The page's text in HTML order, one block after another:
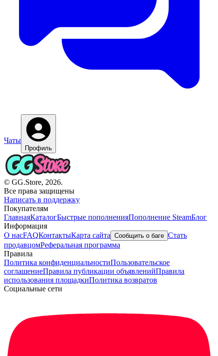
Чаты
Профиль
© GG.Store, 2026.
Все права защищены
Написать в поддержку
Покупателям
ГлавнаяКаталогБыстрые пополненияПополнение SteamБлог
Информация
О насFAQКонтактыКарта сайта Сообщить о баге Стать
продавцомРеферальная программа
Правила
Политика конфиденциальностиПользовательское
соглашениеПравила публикации объявленийПравила
использования площадкиПолитика возвратов
Социальные сети